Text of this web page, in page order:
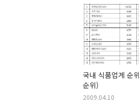
국내 식품업계 순
순위)
2009.04.10